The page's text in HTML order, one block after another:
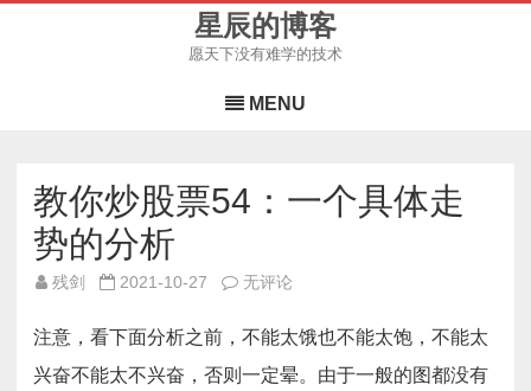
星辰的博客
愿天下没有难学的技术
to
content
MENU
教你炒股票54：一个具体走
势的分析
残剑 2021-10-27
教
股
票
54：
一
无评论
注意，看下面分析之前，不能太饿也不能太饱，不能太
兴奋不能太不兴奋，否则一定晕。由于一般的图都没有